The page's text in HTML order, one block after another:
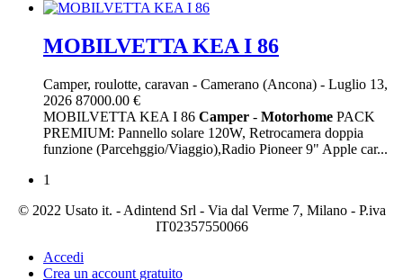
MOBILVETTA KEA I 86
Camper, roulotte, caravan - Camerano (Ancona) - Luglio 13,
2026 87000.00 €
MOBILVETTA KEA I 86 Camper - Motorhome PACK
PREMIUM: Pannello solare 120W, Retrocamera doppia
funzione (Parcehggio/Viaggio),Radio Pioneer 9" Apple car...
1
© 2022 Usato it. - Adintend Srl - Via dal Verme 7, Milano - P.iva
IT02357550066
Accedi
Crea un account gratuito